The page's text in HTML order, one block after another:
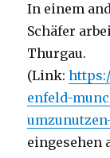
In einem
Schäfer
Thurgau.
(Link:
enfeld-
eingesehen